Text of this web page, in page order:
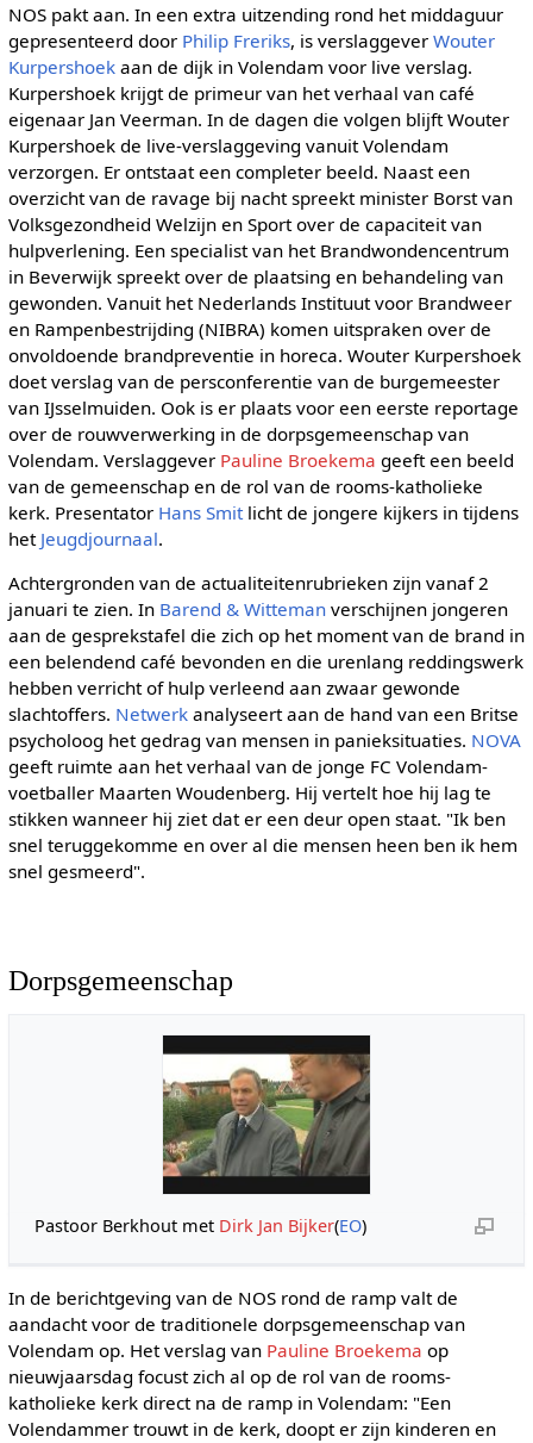
NOS pakt aan. In een extra uitzending rond het middaguur
gepresenteerd door Philip Freriks, is verslaggever Wouter
Kurpershoekaan de dijk in Volendam voor live verslag.
Kurpershoek krijgt de primeur van het verhaal van café
eigenaar Jan Veerman. In de dagen die volgen blijft Wouter
Kurpershoek de live-verslaggeving vanuit Volendam
verzorgen. Er ontstaat een completer beeld. Naast een
overzicht van de ravage bij nacht spreekt minister Borst van
Volksgezondheid Welzijn en Sport over de capaciteit van
hulpverlening. Een specialist van het Brandwondencentrum
in Beverwijk spreekt over de plaatsing en behandeling van
gewonden. Vanuit het Nederlands Instituut voor Brandweer
en Rampenbestrijding (NIBRA) komen uitspraken over de
onvoldoende brandpreventie in horeca. Wouter Kurpershoek
doet verslag van de persconferentie van de burgemeester
van IJsselmuiden. Ook is er plaats voor een eerste reportage
over de rouwverwerking in de dorpsgemeenschap van
Volendam. Verslaggever Pauline Broekema geeft een beeld
van de gemeenschap en de rol van de rooms-katholieke
kerk. Presentator Hans Smitlicht de jongere kijkers in tijdens
het Jeugdjournaal.
Achtergronden van de actualiteitenrubrieken zijn vanaf 2
januari te zien. In Barend & Wittemanverschijnen jongeren
aan de gesprekstafel die zich op het moment van de brand in
een belendend café bevonden en die urenlang reddingswerk
hebben verricht of hulp verleend aan zwaar gewonde
slachtoffers. Netwerkanalyseert aan de hand van een Britse
psycholoog het gedrag van mensen in panieksituaties. NOVA
geeft ruimte aan het verhaal van de jonge FC Volendam-
voetballer Maarten Woudenberg. Hij vertelt hoe hij lag te
stikken wanneer hij ziet dat er een deur open staat. "Ik ben
snel teruggekomme en over al die mensen heen ben ik hem
snel gesmeerd".
Dorpsgemeenschap
Pastoor Berkhout met Dirk Jan Bijker(EO)
In de berichtgeving van de NOS rond de ramp valt de
aandacht voor de traditionele dorpsgemeenschap van
Volendam op. Het verslag van Pauline Broekema op
nieuwjaarsdag focust zich al op de rol van de rooms-
katholieke kerk direct na de ramp in Volendam: "Een
Volendammer trouwt in de kerk, doopt er zijn kinderen en